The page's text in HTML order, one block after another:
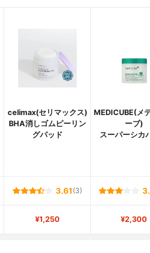
celimax(セリマックス)
BHA消しゴムピーリン
グパッド
MEDICUBE(メ
ーブ)
スーパーシカ
3.61 (3)
¥1,250 ¥2,300